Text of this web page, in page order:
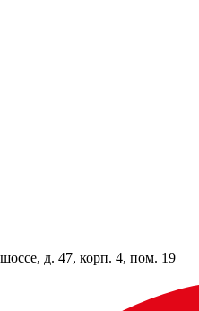
д. 47, корп. 4, пом. 19